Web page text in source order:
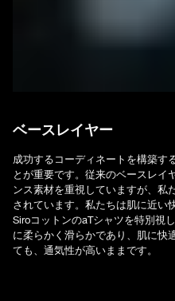
ベースレイヤー
成功するコーディネートを構築す
とが重要です。従来のベースレイ
ンス素材を重視していますが、私
されています。私たちは肌に近い
SiroコットンのaTシャツを特別視
に柔らかく滑らかであり、肌に快
ても、通気性が高いままです。